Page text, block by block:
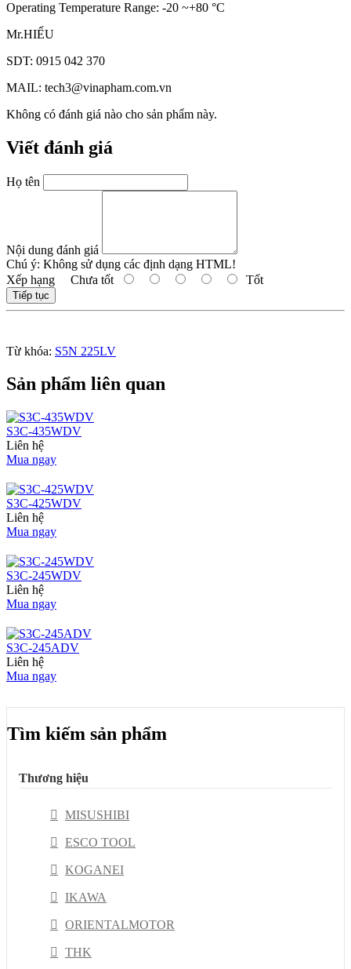
Operating Temperature Range: -20 ~+80 °C
Mr.HIẾU
SDT: 0915 042 370
MAIL: tech3@vinapham.com.vn
Không có đánh giá nào cho sản phẩm này.
Viết đánh giá
Họ tên
Nội dung đánh giá
Chú ý: Không sử dụng các định dạng HTML!
Xếp hạng Chưa tốt Tốt
Tiếp tục
Từ khóa: S5N 225LV
Sản phẩm liên quan
S3C-435WDV
Liên hệ
Mua ngay
S3C-425WDV
Liên hệ
Mua ngay
S3C-245WDV
Liên hệ
Mua ngay
S3C-245ADV
Liên hệ
Mua ngay
Tìm kiếm sản phẩm
Thương hiệu
MISUSHIBI
ESCO TOOL
KOGANEI
IKAWA
ORIENTALMOTOR
THK